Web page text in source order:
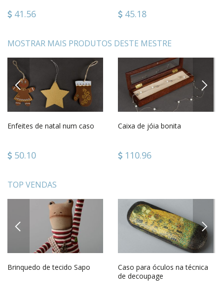
41.56 45.18
MOSTRAR MAIS PRODUTOS DESTE MESTRE
PREVIOUS
Enfeites de natal num caso
50.10
Caixa de jóia bonita
110.96
NEXT
TOP VENDAS
PREVIOUS
Brinquedo de tecido Sapo
Caso para óculos na técnica
de decoupage
NEXT